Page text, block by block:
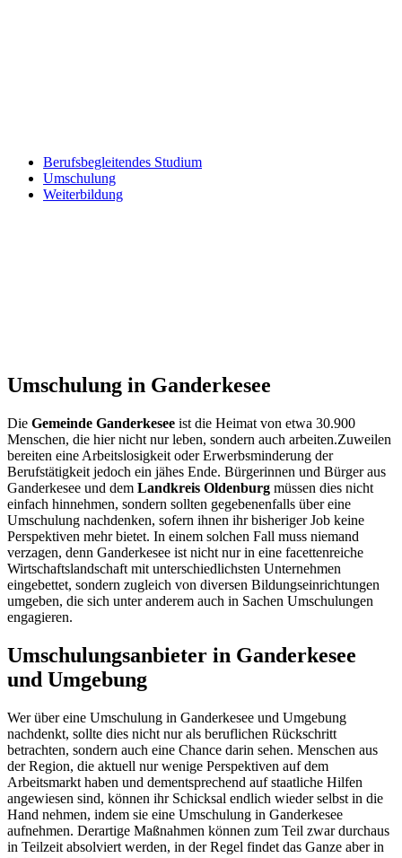
Berufsbegleitendes Studium
Umschulung
Weiterbildung
Umschulung in Ganderkesee
Die Gemeinde Ganderkesee ist die Heimat von etwa 30.900
Menschen, die hier nicht nur leben, sondern auch arbeiten.Zuweilen
bereiten eine Arbeitslosigkeit oder Erwerbsminderung der
Berufstätigkeit jedoch ein jähes Ende. Bürgerinnen und Bürger aus
Ganderkesee und dem Landkreis Oldenburg müssen dies nicht
einfach hinnehmen, sondern sollten gegebenenfalls über eine
Umschulung nachdenken, sofern ihnen ihr bisheriger Job keine
Perspektiven mehr bietet. In einem solchen Fall muss niemand
verzagen, denn Ganderkesee ist nicht nur in eine facettenreiche
Wirtschaftslandschaft mit unterschiedlichsten Unternehmen
eingebettet, sondern zugleich von diversen Bildungseinrichtungen
umgeben, die sich unter anderem auch in Sachen Umschulungen
engagieren.
Umschulungsanbieter in Ganderkesee
und Umgebung
Wer über eine Umschulung in Ganderkesee und Umgebung
nachdenkt, sollte dies nicht nur als beruflichen Rückschritt
betrachten, sondern auch eine Chance darin sehen. Menschen aus
der Region, die aktuell nur wenige Perspektiven auf dem
Arbeitsmarkt haben und dementsprechend auf staatliche Hilfen
angewiesen sind, können ihr Schicksal endlich wieder selbst in die
Hand nehmen, indem sie eine Umschulung in Ganderkesee
aufnehmen. Derartige Maßnahmen können zum Teil zwar durchaus
in Teilzeit absolviert werden, in der Regel findet das Ganze aber in